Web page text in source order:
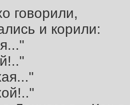
говорили,
и корили: